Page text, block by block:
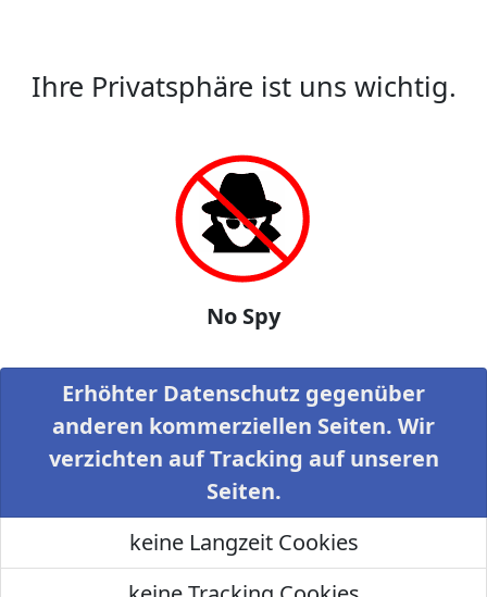
Ihre Privatsphäre ist uns wichtig.
No Spy
Erhöhter Datenschutz gegenüber
anderen kommerziellen Seiten. Wir
verzichten auf Tracking auf unseren
Seiten.
keine Langzeit Cookies